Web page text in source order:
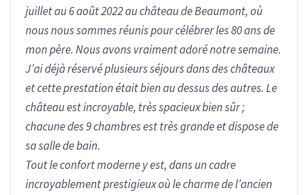
juillet au 6 août 2022 au château de Beaumont, où
nous nous sommes réunis pour célébrer les 80 ans de
mon père. Nous avons vraiment adoré notre semaine.
J’ai déjà réservé plusieurs séjours dans des châteaux
et cette prestation était bien au dessus des autres. Le
château est incroyable, très spacieux bien sûr ;
chacune des 9 chambres est très grande et dispose de
sa salle de bain.
Tout le confort moderne y est, dans un cadre
incroyablement prestigieux où le charme de l’ancien